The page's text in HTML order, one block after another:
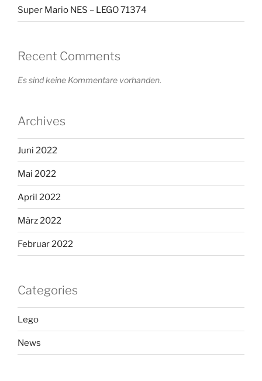
Super Mario NES – LEGO 71374
Recent Comments
Es sind keine Kommentare vorhanden.
Archives
Juni 2022
Mai 2022
April 2022
März 2022
Februar 2022
Categories
Lego
News